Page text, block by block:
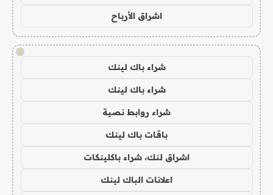
اشراق الأرباح
!
شراء باك لينك
شراء باك لينك
شراء روابط نصية
باقات باك لينك
اشراق لنك، شراء باكلينكات
اعلانات الباك لينك